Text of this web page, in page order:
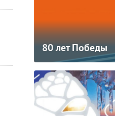
80 лет Победы